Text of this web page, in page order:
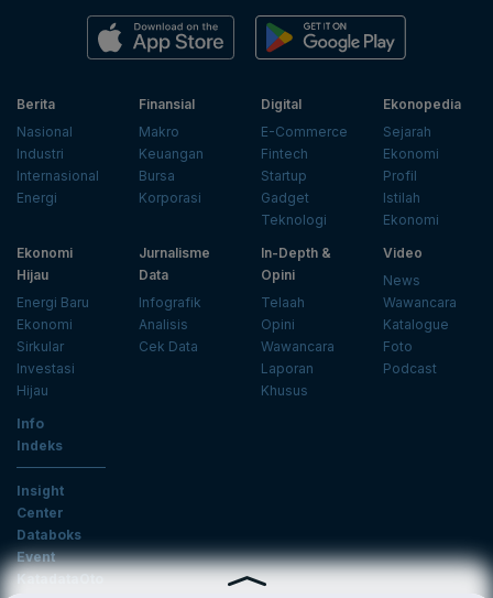
Berita
Nasional
Industri
Internasional
Energi
Finansial
Makro
Keuangan
Bursa
Korporasi
Digital
E-Commerce
Fintech
Startup
Gadget
Teknologi
Ekonopedia
Sejarah
Ekonomi
Profil
Istilah
Ekonomi
Ekonomi
Hijau
Energi Baru
Ekonomi
Sirkular
Investasi
Hijau
Jurnalisme
Data
Infografik
Analisis
Cek Data
In-Depth &
Opini
Telaah
Opini
Wawancara
Laporan
Khusus
Video
News
Wawancara
Katalogue
Foto
Podcast
Info
Indeks
Insight
Center
Databoks
Event
KatadataOto